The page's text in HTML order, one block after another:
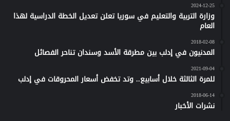
2024-12-25
وزارة التربية والتعليم في سوريا تعلن تعديل الخطة الدراسية لهذا
العام
2018-02-08
المدنيون في إدلب بين مطرقة الأسد وسندان تناحر الفصائل
2021-09-04
للمرة الثالثة خلال أسابيع.. وتد تخفض أسعار المحروقات في إدلب
2018-06-14
نشرات الأخبار